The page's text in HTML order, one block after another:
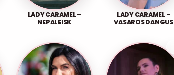
LADY CARAMEL –
NEPALEISK
LADY CARAMEL –
VASAROS DANGUS